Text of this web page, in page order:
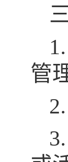
管